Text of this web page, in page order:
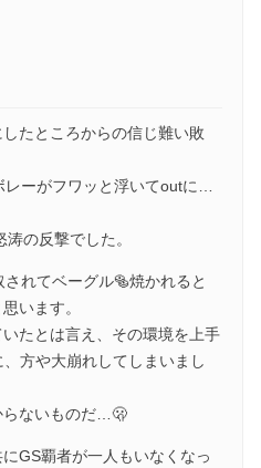
たところからの信じ難い敗
ーがフワッと浮いてoutに…
の反撃でした。
れてベーグル🥯焼かれると
います。
たとは言え、その環境を上手
方や大崩れしてしまいまし
らないものだ…🫢
GS覇者が一人もいなくなっ